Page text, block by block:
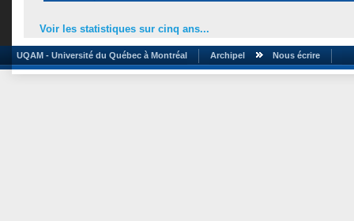
Voir les statistiques sur cinq ans...
UQAM - Université du Québec à Montréal Archipel Nous écrire